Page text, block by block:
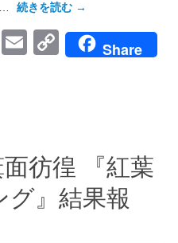
続きを読む →
LineEmailCopyShare
彷徨 『紅葉
グ』結果報